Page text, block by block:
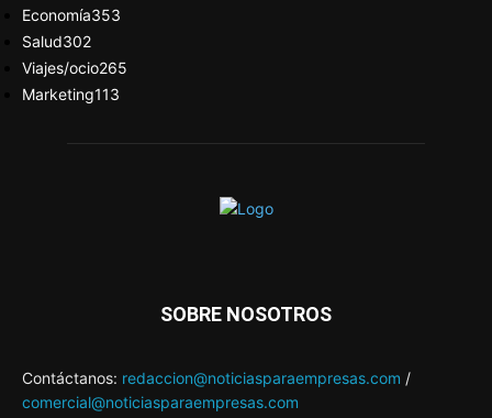
Economía353
Salud302
Viajes/ocio265
Marketing113
SOBRE NOSOTROS
Contáctanos: redaccion@noticiasparaempresas.com /
comercial@noticiasparaempresas.com